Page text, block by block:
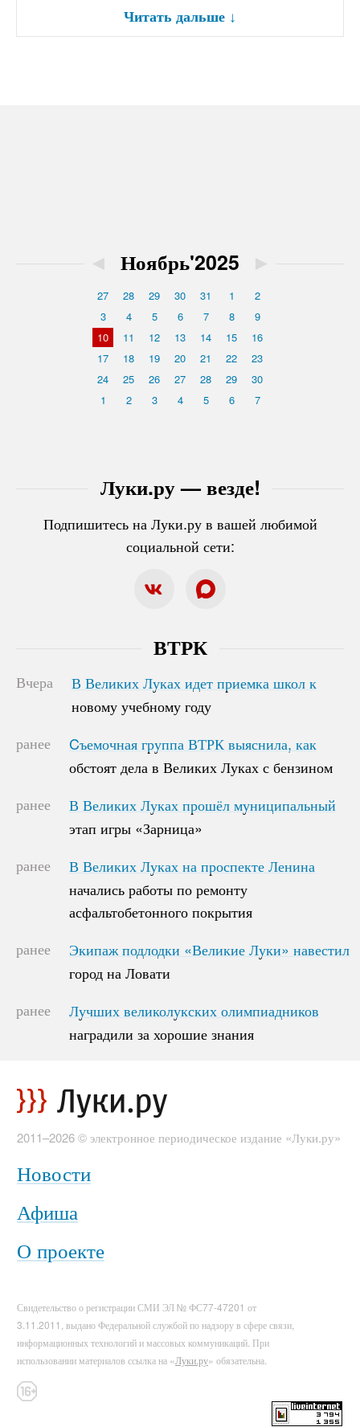
Читать дальше ↓
Луки.ру — везде!
Подпишитесь на Луки.ру в вашей любимой
социальной сети:
◄ Ноябрь'2025 ►
27 28 29 30 31 1
2
3
4 5 6 7 8
9
10
11 12 13 14 15
16
17
18 19 20 21 22
23
24
25 26 27 28 29
30
1
2 3 4 5 6 7
ВТРК
Вчера
В Великих Луках идет приемка школ к
новому учебному году
В Великих Луках идет приемка школ к
новому учебному году
ранее
Cъемочная группа ВТРК выяснила, как
обстоят дела в Великих Луках с бензином
Cъемочная группа ВТРК выяснила, как
обстоят дела в Великих Луках с бензином
ранее
В Великих Луках прошёл муниципальный
этап игры «Зарница»
В Великих Луках прошёл муниципальный
этап игры «Зарница»
ранее
В Великих Луках на проспекте Ленина
начались работы по ремонту
асфальтобетонного покрытия
В Великих Луках на проспекте Ленина
начались работы по ремонту
асфальтобетонного покрытия
ранее
Экипаж подлодки «Великие Луки» навестил
город на Ловати
Экипаж подлодки «Великие Луки» навестил
город на Ловати
ранее
Лучших великолукских олимпиадников
наградили за хорошие знания
Лучших великолукских олимпиадников
наградили за хорошие знания
2011–2026 © электронное периодическое издание «Луки.ру»
Новости
Афиша
О проекте
Свидетельство о регистрации СМИ ЭЛ № ФС77-47201 от
3.11.2011, выдано Федеральной службой по надзору в сфере связи,
информационных технологий и массовых коммуникаций. При
использовании материалов ссылка на «Луки.ру» обязательна.